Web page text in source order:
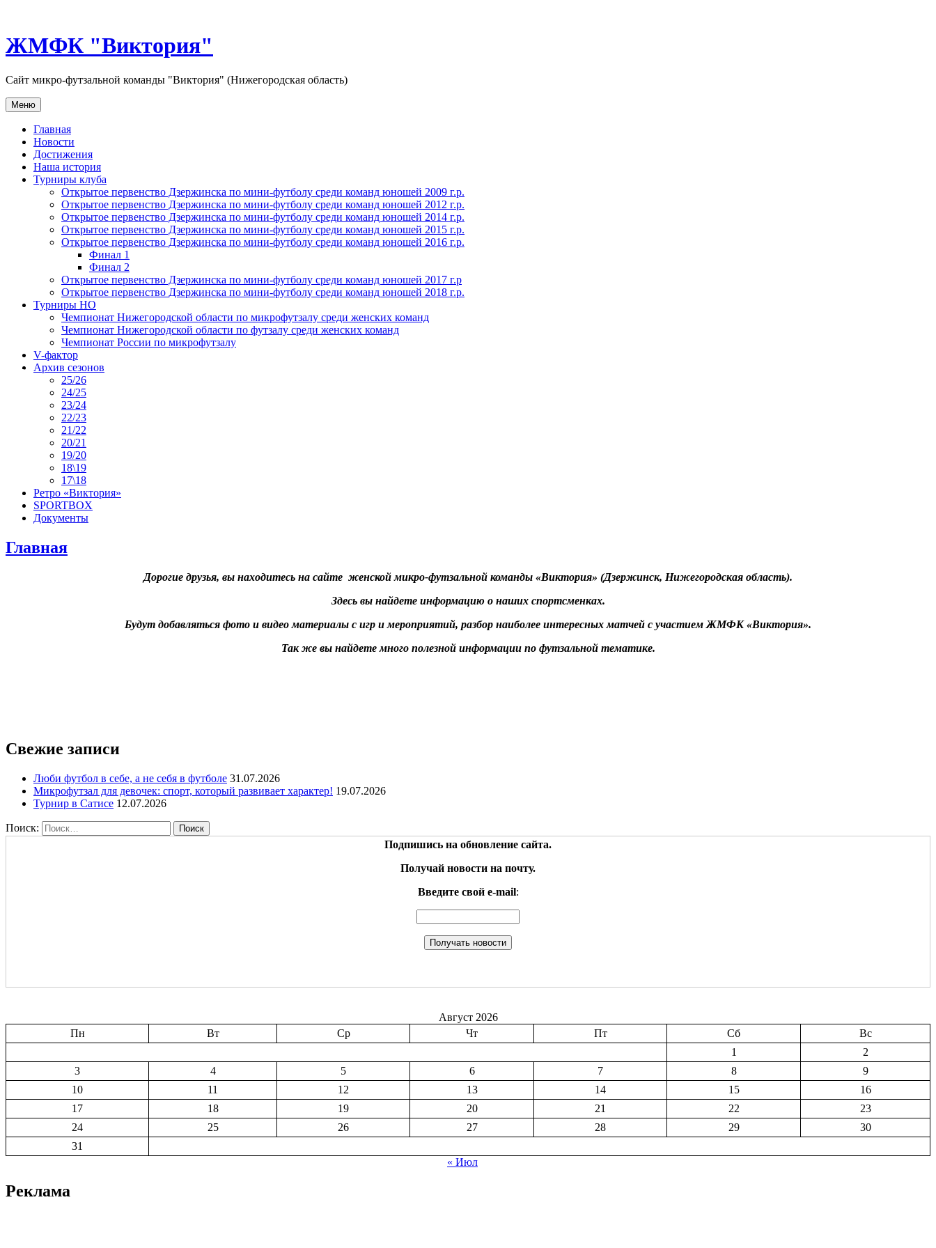
содержимому
ЖМФК "Виктория"
Сайт микро-футзальной команды "Виктория" (Нижегородская область)
Меню
Главная
Новости
Достижения
Наша история
Турниры клуба
Открытое первенство Дзержинска по мини-футболу среди команд юношей 2009 г.р.
Открытое первенство Дзержинска по мини-футболу среди команд юношей 2012 г.р.
Открытое первенство Дзержинска по мини-футболу среди команд юношей 2014 г.р.
Открытое первенство Дзержинска по мини-футболу среди команд юношей 2015 г.р.
Открытое первенство Дзержинска по мини-футболу среди команд юношей 2016 г.р.
Финал 1
Финал 2
Открытое первенство Дзержинска по мини-футболу среди команд юношей 2017 г.р
Открытое первенство Дзержинска по мини-футболу среди команд юношей 2018 г.р.
Турниры НО
Чемпионат Нижегородской области по микрофутзалу среди женских команд
Чемпионат Нижегородской области по футзалу среди женских команд
Чемпионат России по микрофутзалу
V-фактор
Архив сезонов
25/26
24/25
23/24
22/23
21/22
20/21
19/20
18\19
17\18
Ретро «Виктория»
SPORTBOX
Документы
Главная
Дорогие друзья, вы находитесь на сайте женской микро-футзальной команды «Виктория» (Дзержинск, Нижегородская область).
Здесь вынайдете информацию о наших спортсменках.
Будут добавляться фото и видео материалы с игр и мероприятий, разбор наиболее интересныхматчей с участием ЖМФК «Виктория».
Так же вы найдете много полезной информации по футзальной тематике.
Свежие записи
Люби футбол в себе, а не себя в футболе 31.07.2026
Микрофутзал для девочек: спорт, который развивает характер! 19.07.2026
Турнир в Сатисе 12.07.2026
Поиск:
Подпишись на обновление сайта.
Получай новости на почту.
Введите свой e-mail:
Август 2026
Пн
Вт Ср Чт Пт Сб
Вс
1
2
3
4 5 6 7 8
9
10
11 12 13 14 15
16
17
18 19 20 21 22
23
24
25 26 27 28 29
30
31
« Июл
Реклама